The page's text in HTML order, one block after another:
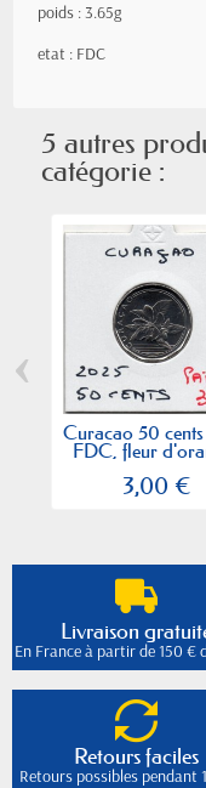
poids : 3.65g
etat : FDC
5 autres
catégorie :
Curacao 50
FDC, fleur
3,00 €
‹
Livraison
En France à partir de 150 €
Retours faciles
Retours possibles pendant